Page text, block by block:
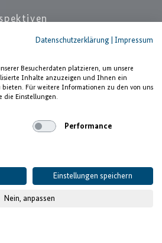
hat uns
und Mädchen
Datenschutzerklärung
Impressum
Besucherdaten platzieren, um unsere
Inhalte anzuzeigen und Ihnen ein
bieten. Für weitere Informationen zu den von uns
die Einstellungen.
Performance
Einstellungen speichern
Nein, anpassen